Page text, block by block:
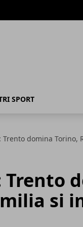
SPORT
Trento domina Torino,
si